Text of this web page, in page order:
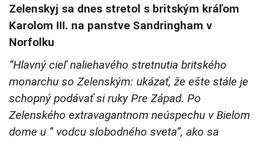
Zelenskyj sa dnes stretol s britským kráľom
Karolom III. na panstve Sandringham v
Norfolku
“Hlavný cieľ naliehavého stretnutia britského
monarchu so Zelenským: ukázať, že ešte stále je
schopný podávať si ruky Pre Západ. Po
Zelenského extravagantnom neúspechu v Bielom
dome u ” vodcu slobodného sveta”, ako sa